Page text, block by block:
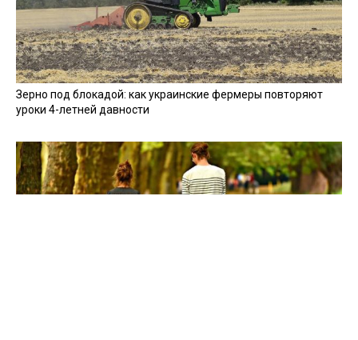
Зерно под блокадой: как украинские фермеры повторяют
уроки 4-летней давности